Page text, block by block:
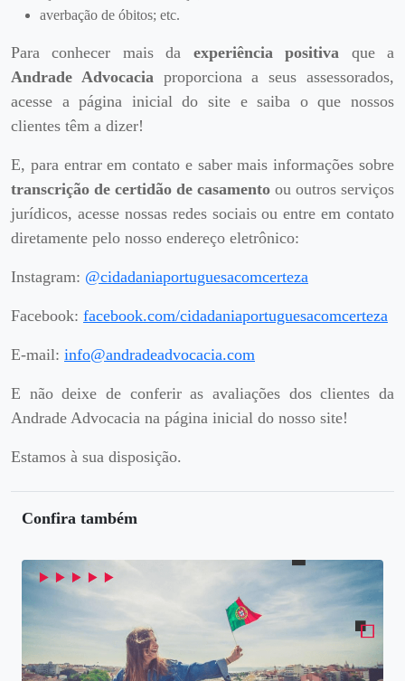
averbação de óbitos; etc.
Para conhecer mais da experiência positiva que a
Andrade Advocacia proporciona a seus assessorados,
acesse a página inicial do site e saiba o que nossos
clientes têm a dizer!
E, para entrar em contato e saber mais informações sobre
transcrição de certidão de casamento ou outros serviços
jurídicos, acesse nossas redes sociais ou entre em contato
diretamente pelo nosso endereço eletrônico:
Instagram: @cidadaniaportuguesacomcerteza
Facebook: facebook.com/cidadaniaportuguesacomcerteza
E-mail: info@andradeadvocacia.com
E não deixe de conferir as avaliações dos clientes da
Andrade Advocacia na página inicial do nosso site!
Estamos à sua disposição.
Confira também